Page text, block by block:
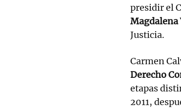
presidir el
Magdalena
Justicia.
Carmen
Derecho
etapas
2011,